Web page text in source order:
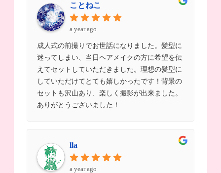
ことねこ
a year ago
成人式の前撮りでお世話になりました。髪型に
迷ってしまい、当日ヘアメイクの方に希望を伝
えてセットしていただきました。理想の髪型に
していただけてとても嬉しかったです！背景の
セットも沢山あり、楽しく撮影が出来ました。
ありがとうございました！
lla
a year ago